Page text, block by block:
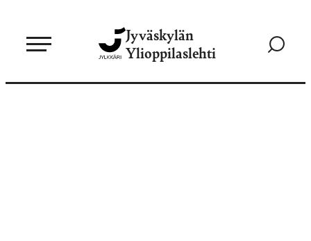
sisältöön
Jyväskylän
Ylioppilaslehti
Siirry